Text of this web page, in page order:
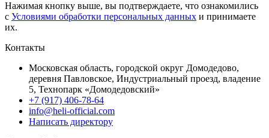
Нажимая кнопку выше, вы подтверждаете, что ознакомились
с Условиями обработки персональных данных и принимаете
их.
Контакты
Московская область, городской округ Домодедово,
деревня Павловское, Индустриальный проезд, владение
5, Технопарк «Домодедовский»
+7 (917) 406-78-64
info@heli-official.com
Написать директору